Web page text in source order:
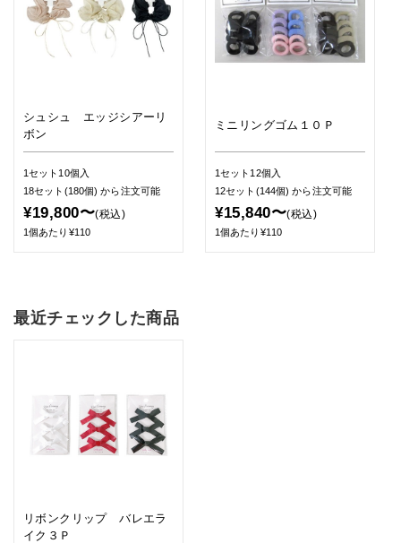
シュシュ エッジシアーリ
ボン
1セット10個入
18セット(180個)から注文可能
¥19,800〜(税込)
1個あたり¥110
ミニリングゴム１０Ｐ
1セット12個入
12セット(144個)から注文可能
¥15,840〜(税込)
1個あたり¥110
最近チェックした商品
リボンクリップ バレエラ
イク３Ｐ